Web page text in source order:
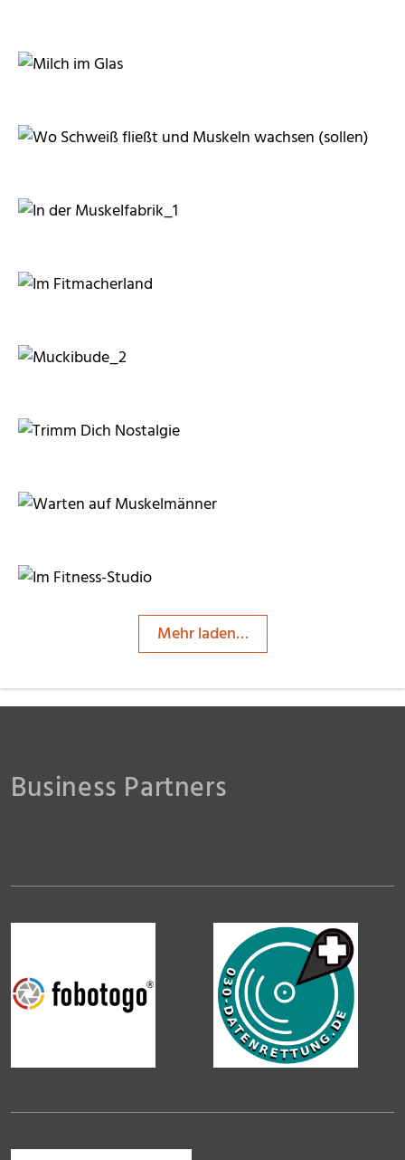
insektivor212
frugola
RainerSturm
Mehr laden…
Business Partners